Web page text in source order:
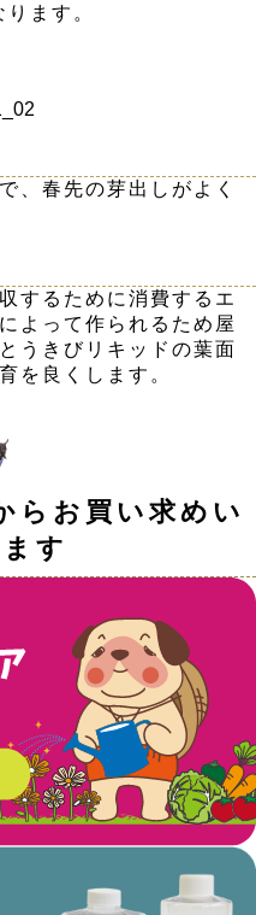
ます。
、春先の芽出しがよく
するために消費するエ
よって作られるため屋
うきびリキッドの葉面
を良くします。
らお買い求めい
す